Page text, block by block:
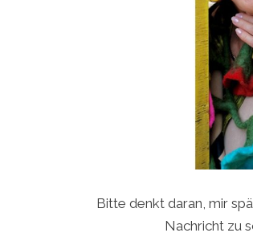
Bitte denkt daran, mir
Nachricht zu